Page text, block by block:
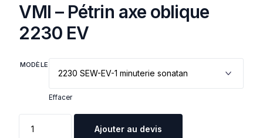
VMI – Pétrin axe oblique
2230 EV
MODÈLE
Effacer
Ajouter au devis